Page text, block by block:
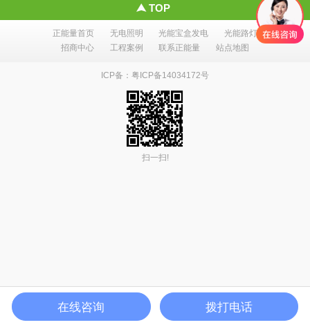
TOP
正能量首页 无电照明 光能宝盒发电
光能路灯
招商中心
工程案例 联系正能量 站点地图
ICP备：粤ICP备14034172号
扫一扫!
人工服务
在线咨询 拨打电话